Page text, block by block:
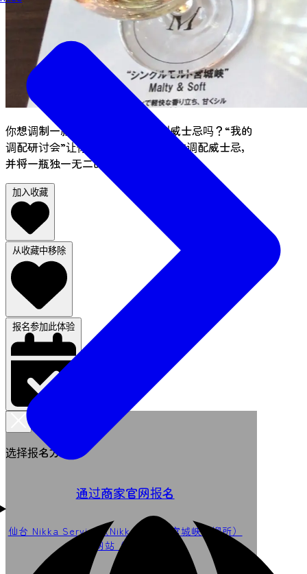
你想调制一款世上独一无二的原创威士忌吗？“我的
调配研讨会”让你能够根据自己的配方调配威士忌，
并将一瓶独一无二的威士忌带回家。
加入收藏
从收藏中移除
报名参加此体验
选择报名方式
通过商家官网报名
仙台 Nikka Service（Nikka 威士忌宫城峡蒸馏所）
网站（日语）